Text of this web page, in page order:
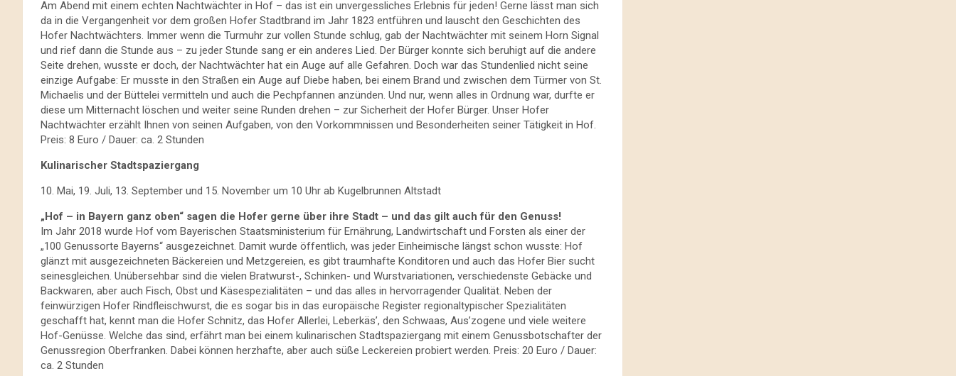
Am Abend mit einem echten Nachtwächter in Hof – das ist ein unvergessliches Erlebnis für jeden! Gerne lässt man sich
da in die Vergangenheit vor dem großen Hofer Stadtbrand im Jahr 1823 entführen und lauscht den Geschichten des
Hofer Nachtwächters. Immer wenn die Turmuhr zur vollen Stunde schlug, gab der Nachtwächter mit seinem Horn Signal
und rief dann die Stunde aus – zu jeder Stunde sang er ein anderes Lied. Der Bürger konnte sich beruhigt auf die andere
Seite drehen, wusste er doch, der Nachtwächter hat ein Auge auf alle Gefahren. Doch war das Stundenlied nicht seine
einzige Aufgabe: Er musste in den Straßen ein Auge auf Diebe haben, bei einem Brand und zwischen dem Türmer von St.
Michaelis und der Büttelei vermitteln und auch die Pechpfannen anzünden. Und nur, wenn alles in Ordnung war, durfte er
diese um Mitternacht löschen und weiter seine Runden drehen – zur Sicherheit der Hofer Bürger. Unser Hofer
Nachtwächter erzählt Ihnen von seinen Aufgaben, von den Vorkommnissen und Besonderheiten seiner Tätigkeit in Hof.
Preis: 8 Euro / Dauer: ca. 2 Stunden
Kulinarischer Stadtspaziergang
10. Mai, 19. Juli, 13. September und 15. November um 10 Uhr ab Kugelbrunnen Altstadt
„Hof – in Bayern ganz oben“ sagen die Hofer gerne über ihre Stadt – und das gilt auch für den Genuss!
Im Jahr 2018 wurde Hof vom Bayerischen Staatsministerium für Ernährung, Landwirtschaft und Forsten als einer der
„100 Genussorte Bayerns“ ausgezeichnet. Damit wurde öffentlich, was jeder Einheimische längst schon wusste: Hof
glänzt mit ausgezeichneten Bäckereien und Metzgereien, es gibt traumhafte Konditoren und auch das Hofer Bier sucht
seinesgleichen. Unübersehbar sind die vielen Bratwurst-, Schinken- und Wurstvariationen, verschiedenste Gebäcke und
Backwaren, aber auch Fisch, Obst und Käsespezialitäten – und das alles in hervorragender Qualität. Neben der
feinwürzigen Hofer Rindfleischwurst, die es sogar bis in das europäische Register regionaltypischer Spezialitäten
geschafft hat, kennt man die Hofer Schnitz, das Hofer Allerlei, Leberkäs’, den Schwaas, Aus’zogene und viele weitere
Hof-Genüsse. Welche das sind, erfährt man bei einem kulinarischen Stadtspaziergang mit einem Genussbotschafter der
Genussregion Oberfranken. Dabei können herzhafte, aber auch süße Leckereien probiert werden. Preis: 20 Euro / Dauer:
ca. 2 Stunden